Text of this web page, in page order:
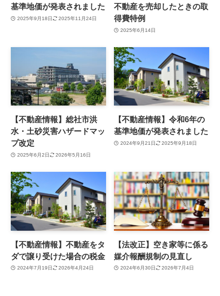
基準地価が発表されました
2025年9月18日 2025年11月24日
不動産を売却したときの取
得費特例
2025年6月14日
【不動産情報】総社市洪
水・土砂災害ハザードマッ
プ改定
2025年6月2日 2026年5月16日
【不動産情報】令和6年の
基準地価が発表されました
2024年9月21日 2025年9月18日
【不動産情報】不動産をタ
ダで譲り受けた場合の税金
2024年7月19日 2026年4月24日
【法改正】空き家等に係る
媒介報酬規制の見直し
2024年6月30日 2026年7月4日